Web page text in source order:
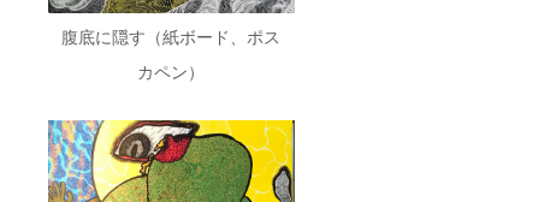
腹底に隠す（紙ボード、ポス
カペン）